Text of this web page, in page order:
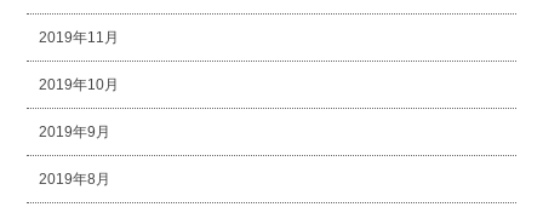
2019年11月
2019年10月
2019年9月
2019年8月